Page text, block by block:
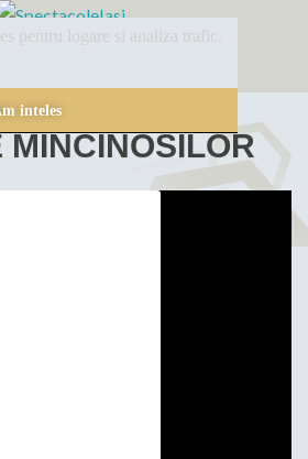
pentru logare si analiza trafic.
inteles
MINCINOSILOR